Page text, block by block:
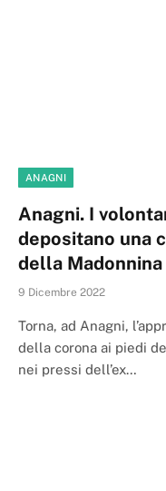
ANAGNI
Anagni. I
depositano una
della
9 Dicembre 2022
Torna, ad Anagni,
della corona ai piedi
nei pressi dell’ex…